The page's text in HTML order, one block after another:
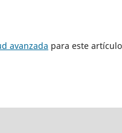
avanzada para este